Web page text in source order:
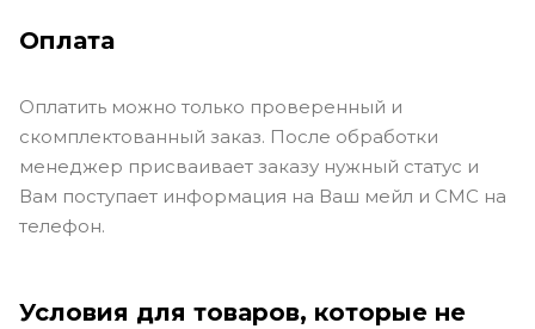
Оплата
Оплатить можно только проверенный и
скомплектованный заказ. После обработки
менеджер присваивает заказу нужный статус и
Вам поступает информация на Ваш мейл и СМС на
телефон.
Условия для товаров, которые не